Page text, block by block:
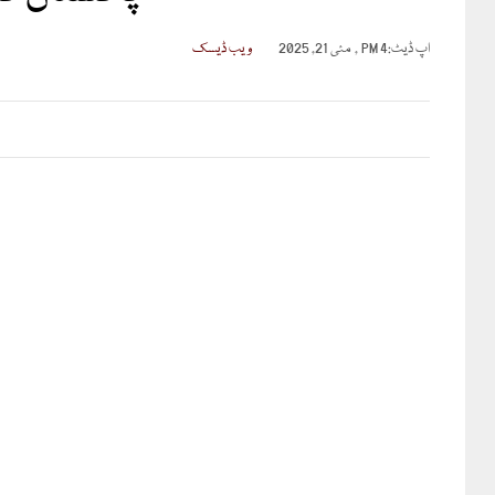
اپ ڈیٹ:4 PM , مئی 21, 2025 ویب ڈیسک